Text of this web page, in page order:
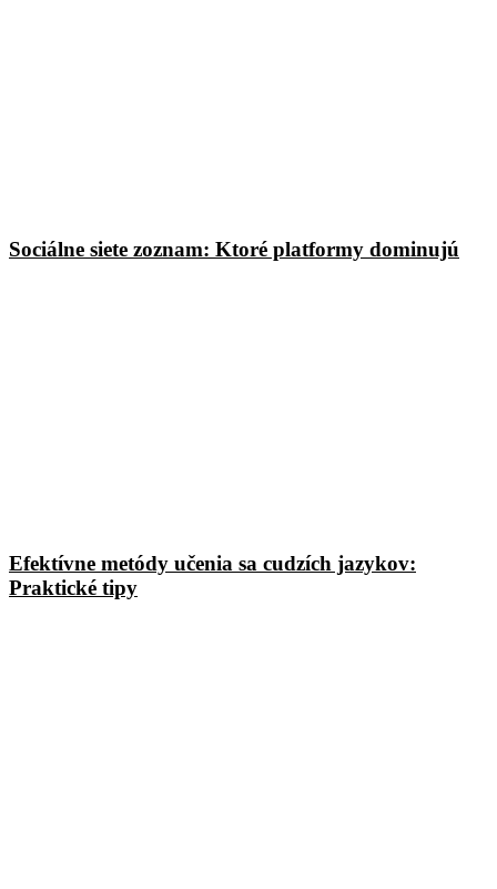
Sociálne siete zoznam: Ktoré platformy dominujú
Efektívne metódy učenia sa cudzích jazykov:
Praktické tipy